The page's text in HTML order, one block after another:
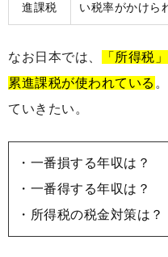
進課税
い税率がかけら
なお日本では、
「所得税
累進課税が使われている
ていきたい。
・一番損する年収は？
・一番得する年収は？
・所得税の税金対策は？